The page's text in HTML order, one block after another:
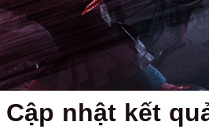
Cập nhật kết